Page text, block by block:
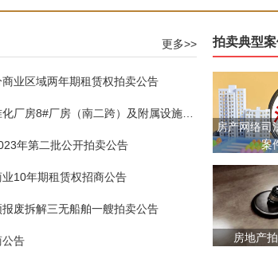
更多>>
业区域两年期租赁权拍卖公告
厂房（南二跨）及附属设施3年期租赁权拍卖公告
年第二批公开拍卖公告
10年期租赁权招商公告
废拆解三无船舶一艘拍卖公告
公告
拍卖典型案
房产网络司
案
房地产